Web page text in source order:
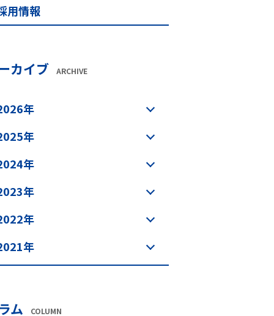
用情報
カイブ ARCHIVE
年
年
年
年
年
年
ム COLUMN